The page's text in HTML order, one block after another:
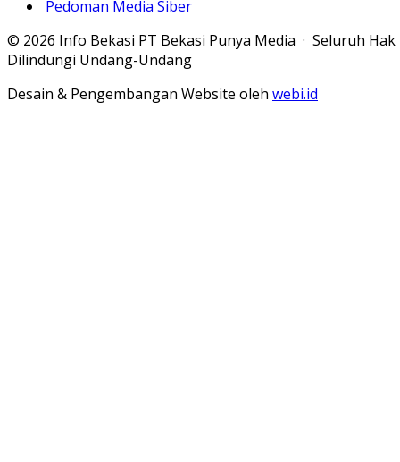
Pedoman Media Siber
© 2026 Info Bekasi PT Bekasi Punya Media · Seluruh Hak
Dilindungi Undang-Undang
Desain & Pengembangan Website oleh webi.id